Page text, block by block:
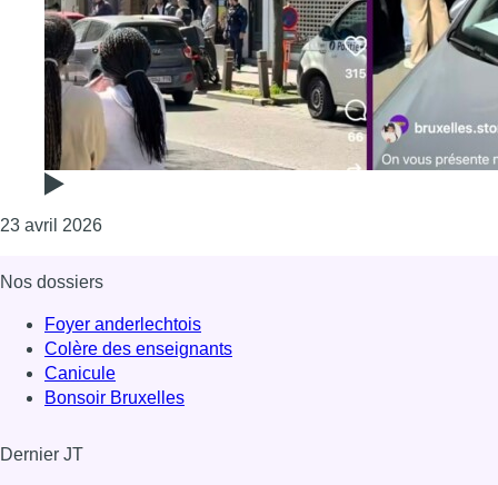
23 avril 2026Consulter l'article "Forest : grosse affluence à
Nos dossiers
Foyer anderlechtois
Colère des enseignants
Canicule
Bonsoir Bruxelles
Dernier JT